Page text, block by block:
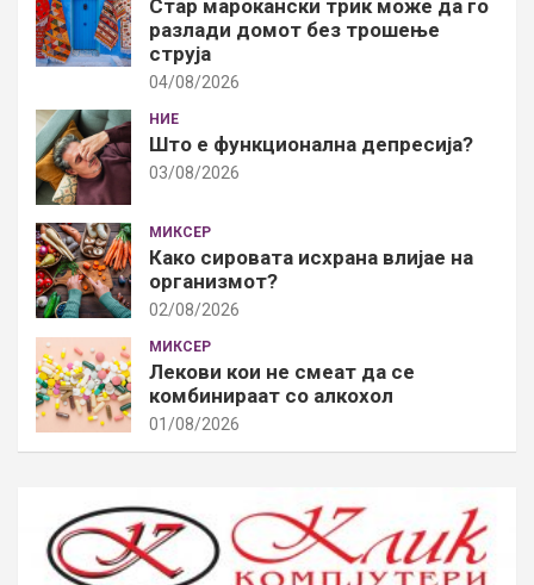
Стар марокански трик може да го
разлади домот без трошење
струја
04/08/2026
НИЕ
Што е функционална депресија?
03/08/2026
МИКСЕР
Како сировата исхрана влијае на
организмот?
02/08/2026
МИКСЕР
Лекови кои не смеат да се
комбинираат со алкохол
01/08/2026